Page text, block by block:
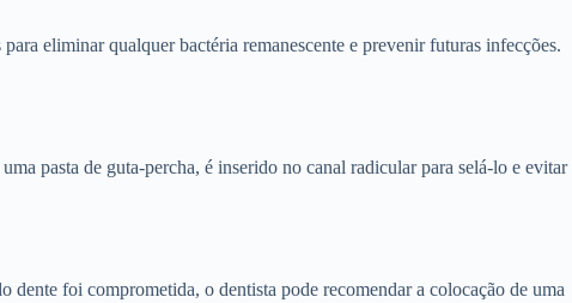
eliminar qualquer bactéria remanescente e prevenir futuras infecções.
pasta de guta-percha, é inserido no canal radicular para selá-lo e evitar
dente foi comprometida, o dentista pode recomendar a colocação de uma